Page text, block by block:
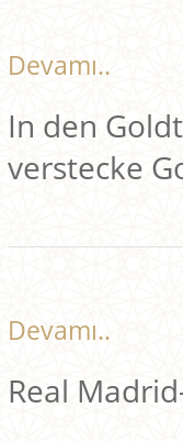
Devamı..
In den
verstecke
Devamı..
Real